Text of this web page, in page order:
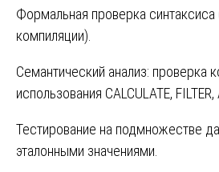
Формальная проверка синтаксиса
компиляции).
Семантический анализ: проверка
использования CALCULATE, FILTER,
Тестирование на подмножестве
эталонными значениями.